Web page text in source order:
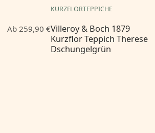
Ab 259,90 €
KURZFLORTEPPICHE
Villeroy & Boch 1879
Kurzflor Teppich Therese
Dschungelgrün